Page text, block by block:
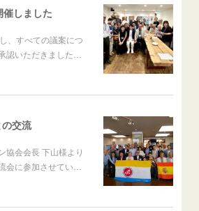
しました
、すべての議案につ
認いただきました…
交流
協会会長 下山様より
会に参加させてい…